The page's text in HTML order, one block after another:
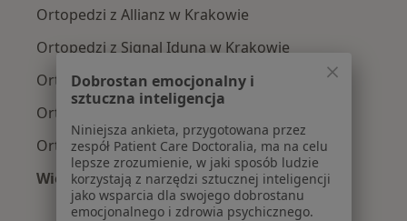
Ortopedzi z Allianz w Krakowie
Ortopedzi z Signal Iduna w Krakowie
Ortopedzi z JP MEDICA w Krakowie
Ortopedzi z TU Zdrowie w Krakowie
Ortopedzi z Świat Zdrowia w Krakowie
Więcej (12)
Więcej w kategorii: Najpopularniejsze
Dobrostan emocjonalny i
sztuczna inteligencja
Niniejsza ankieta, przygotowana przez
zespół Patient Care Doctoralia, ma na celu
lepsze zrozumienie, w jaki sposób ludzie
korzystają z narzędzi sztucznej inteligencji
jako wsparcia dla swojego dobrostanu
emocjonalnego i zdrowia psychicznego.